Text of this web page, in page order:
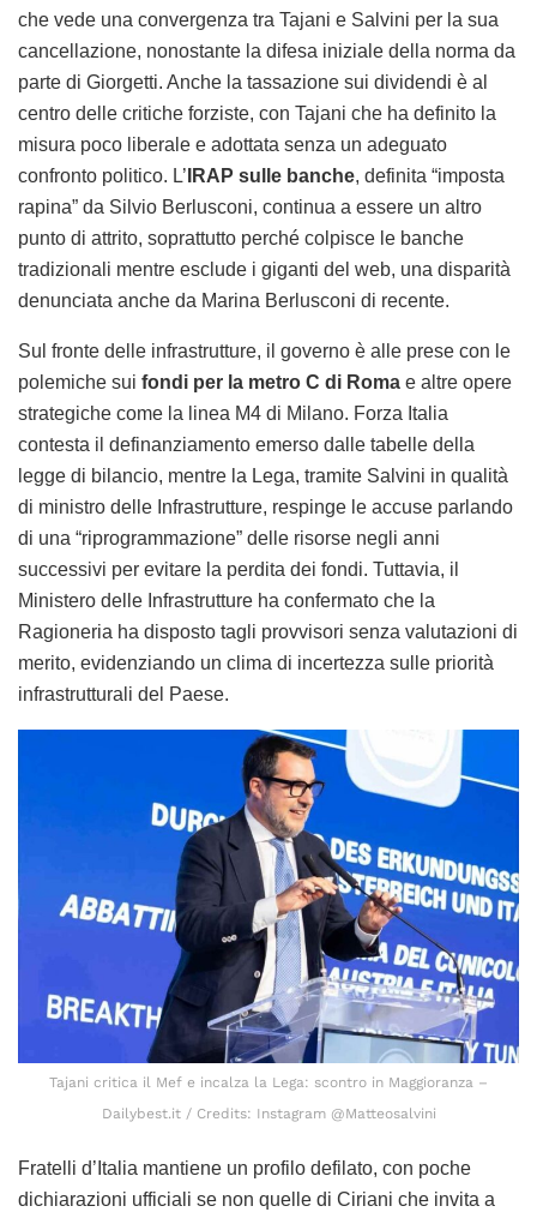
che vede una convergenza tra Tajani e Salvini per la sua
cancellazione, nonostante la difesa iniziale della norma da
parte di Giorgetti. Anche la tassazione sui dividendi è al
centro delle critiche forziste, con Tajani che ha definito la
misura poco liberale e adottata senza un adeguato
confronto politico. L’ IRAP sulle banche, definita “imposta
rapina” da Silvio Berlusconi, continua a essere un altro
punto di attrito, soprattutto perché colpisce le banche
tradizionali mentre esclude i giganti del web, una disparità
denunciata anche da Marina Berlusconi di recente.
Sul fronte delle infrastrutture, il governo è alle prese con le
polemiche sui fondi per la metro C di Roma e altre opere
strategiche come la linea M4 di Milano. Forza Italia
contesta il definanziamento emerso dalle tabelle della
legge di bilancio, mentre la Lega, tramite Salvini in qualità
di ministro delle Infrastrutture, respinge le accuse parlando
di una “riprogrammazione” delle risorse negli anni
successivi per evitare la perdita dei fondi. Tuttavia, il
Ministero delle Infrastrutture ha confermato che la
Ragioneria ha disposto tagli provvisori senza valutazioni di
merito, evidenziando un clima di incertezza sulle priorità
infrastrutturali del Paese.
Tajani critica il Mef e incalza la Lega: scontro in Maggioranza –
Dailybest.it / Credits: Instagram @Matteosalvini
Fratelli d’Italia mantiene un profilo defilato, con poche
dichiarazioni ufficiali se non quelle di Ciriani che invita a